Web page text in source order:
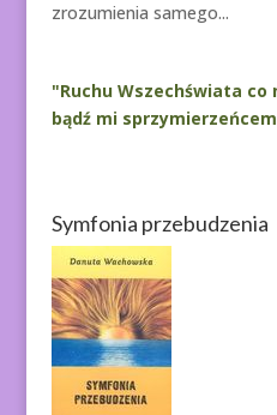
zrozumienia samego...
"Ruchu Wszechświata co
bądź mi
Symfonia przebudzenia